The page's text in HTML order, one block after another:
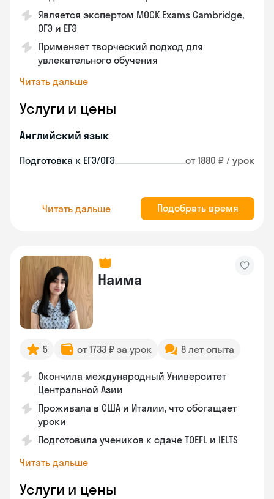
Является экспертом MOCK Exams Cambridge,
ОГЭ и ЕГЭ
Применяет творческий подход для
увлекательного обучения
Читать дальше
Услуги и цены
Английский язык
Подготовка к ЕГЭ/ОГЭ от 1880 ₽ / урок
Читать дальше Подобрать время
Наима
5 от 1733 ₽ за урок 8 лет опыта
Окончила международный Университет
Центральной Азии
Проживала в США и Италии, что обогащает
уроки
Подготовила учеников к сдаче TOEFL и IELTS
Читать дальше
Услуги и цены